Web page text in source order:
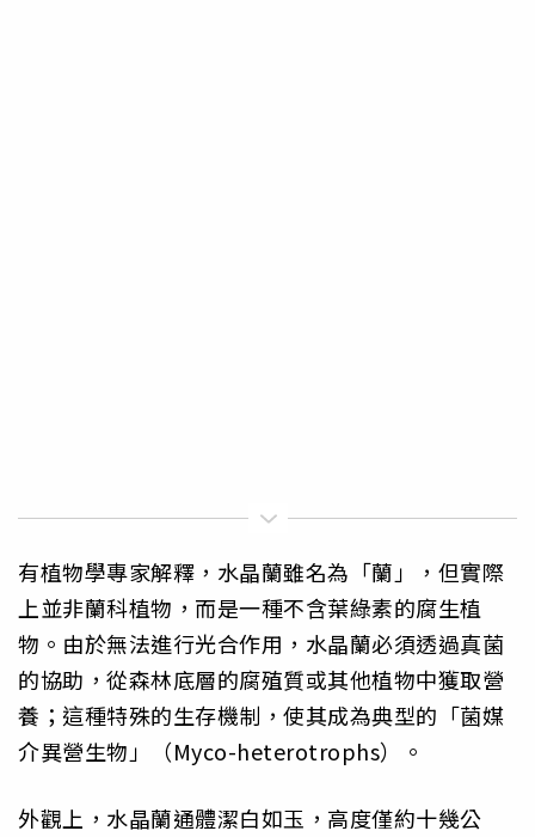
有植物學專家解釋，水晶蘭雖名為「蘭」，但實際
上並非蘭科植物，而是一種不含葉綠素的腐生植
物。由於無法進行光合作用，水晶蘭必須透過真菌
的協助，從森林底層的腐殖質或其他植物中獲取營
養；這種特殊的生存機制，使其成為典型的「菌媒
介異營生物」（Myco-heterotrophs）。
外觀上，水晶蘭通體潔白如玉，高度僅約十幾公